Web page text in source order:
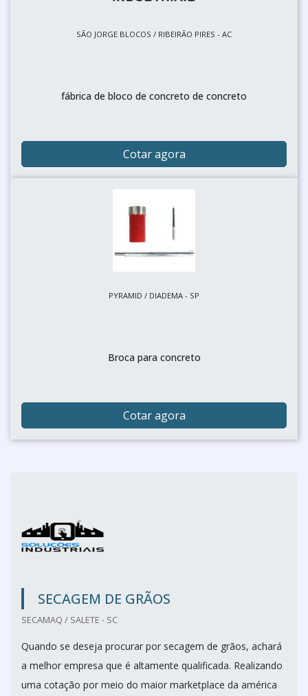
SÃO JORGE BLOCOS / RIBEIRÃO PIRES - AC
fábrica de bloco de concreto de concreto
Cotar agora
PYRAMID / DIADEMA - SP
Broca para concreto
Cotar agora
SECAGEM DE GRÃOS
SECAMAQ / SALETE - SC
Quando se deseja procurar por secagem de grãos, achará
a melhor empresa que é altamente qualificada. Realizando
uma cotação por meio do maior marketplace da américa